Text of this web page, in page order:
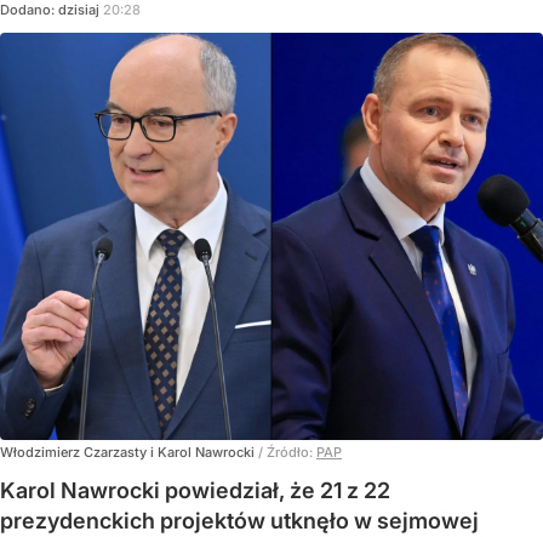
Dodano: dzisiaj 20:28
Włodzimierz Czarzasty i Karol Nawrocki / Źródło: PAP
Karol Nawrocki powiedział, że 21 z 22
prezydenckich projektów utknęło w sejmowej